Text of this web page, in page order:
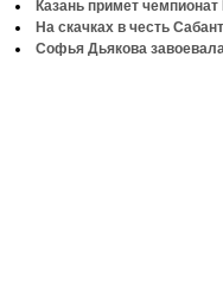
Казань примет
На скачках в честь
Софья Дьякова